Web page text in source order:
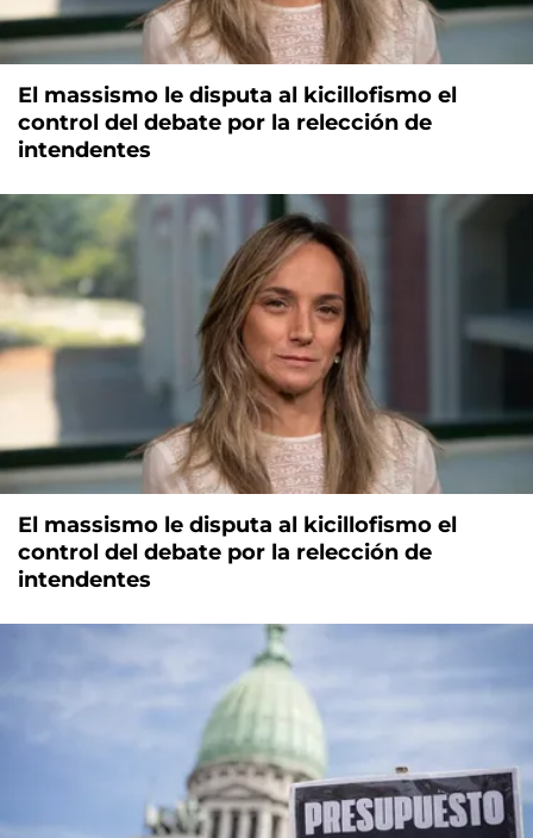
El massismo le disputa al kicillofismo el
control del debate por la relección de
intendentes
El massismo le disputa al kicillofismo el
control del debate por la relección de
intendentes